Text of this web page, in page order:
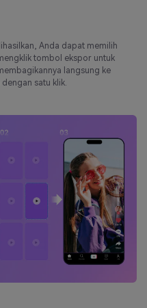
Anda dapat memilih
tombol ekspor untuk
langsung ke
satu klik.